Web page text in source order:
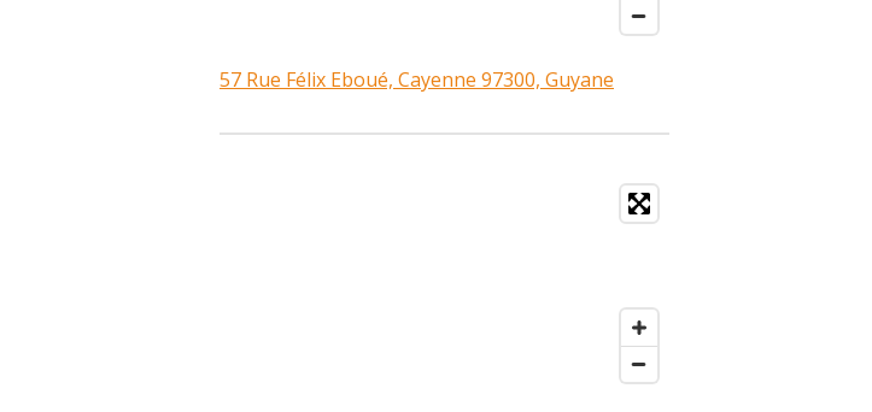
57 Rue Félix Eboué, Cayenne 97300, Guyane